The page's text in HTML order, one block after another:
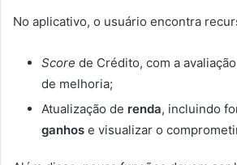
No aplicativo, o usuário encontra
Score de Crédito, com a
de melhoria;
Atualização de renda, incluindo
ganhos e visualizar o